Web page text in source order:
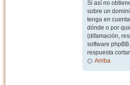
Si así no
sobre un
tenga en
dónde o por
(difamación,
software
respuesta
Arriba